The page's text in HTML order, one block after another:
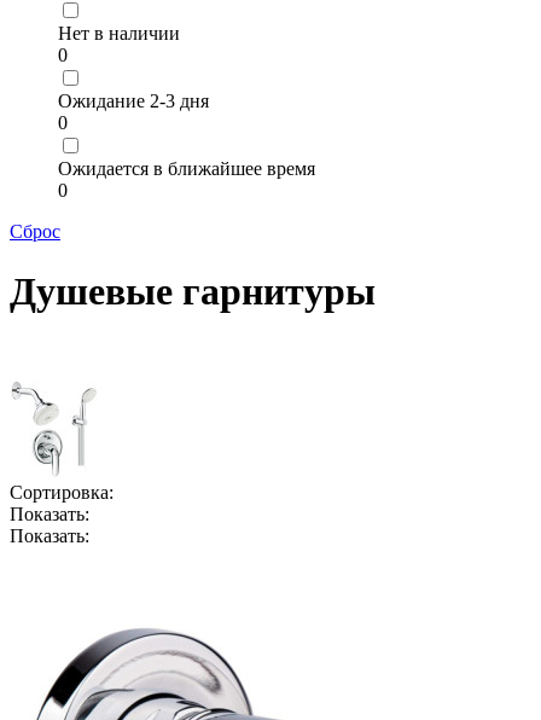
Нет в наличии
0
Ожидание 2-3 дня
0
Ожидается в ближайшее время
0
Сброс
Душевые гарнитуры
Сортировка:
Показать:
Показать: